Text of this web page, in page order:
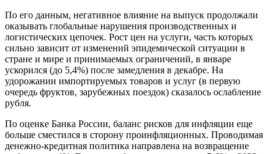
По его данным, негативное влияние на выпуск продолжали
оказывать глобальные нарушения производственных и
логистических цепочек. Рост цен на услуги, часть которых
сильно зависит от изменений эпидемической ситуации в
стране и мире и принимаемых ограничений, в январе
ускорился (до 5,4%) после замедления в декабре. На
удорожании импортируемых товаров и услуг (в первую
очередь фруктов, зарубежных поездок) сказалось ослабление
рубля.
По оценке Банка России, баланс рисков для инфляции еще
больше сместился в сторону проинфляционных. Проводимая
денежно-кредитная политика направлена на возвращение